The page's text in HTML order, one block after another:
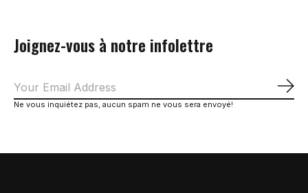
Joignez-vous à notre infolettre
Ne vous inquiétez pas, aucun spam ne vous sera envoyé!